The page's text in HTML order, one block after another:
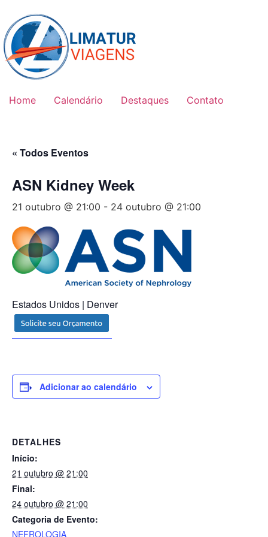
content
Home Calendário Destaques Contato
« Todos Eventos
ASN Kidney Week
21 outubro @ 21:00 - 24 outubro @ 21:00
Estados Unidos | Denver
Adicionar ao calendário
DETALHES
Início:
21 outubro @ 21:00
Final:
24 outubro @ 21:00
Categoria de Evento:
NEFROLOGIA